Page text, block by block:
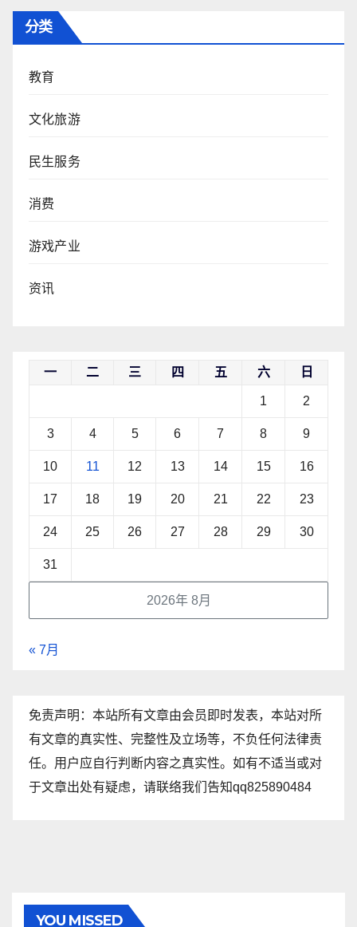
分类
教育
文化旅游
民生服务
消费
游戏产业
资讯
2026年 8月
一 二 三 四 五 六 日
1 2
3 4 5 6 7 8 9
10 11 12 13 14 15 16
17 18 19 20 21 22 23
24 25 26 27 28 29 30
31
« 7月
免责声明：本站所有文章由会员即时发表，本站对所
有文章的真实性、完整性及立场等，不负任何法律责
任。用户应自行判断内容之真实性。如有不适当或对
于文章出处有疑虑，请联络我们告知qq825890484
YOU MISSED